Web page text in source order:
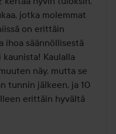
jotka molemmat
on erittäin
ihoa säännöllisestä
Kaulalla
näy, mutta se
tunnin jälkeen, ja 10
erittäin hyvältä